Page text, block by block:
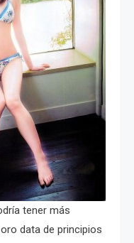
tener más
data de principios